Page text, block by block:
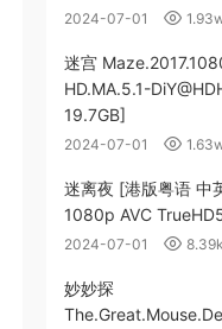
2024-07-01
迷宫
HD.MA.5.1-
19.7GB]
2024-07-01
迷离夜 [港版粤语 中
1080p AVC
2024-07-01 8.39k
妙妙探